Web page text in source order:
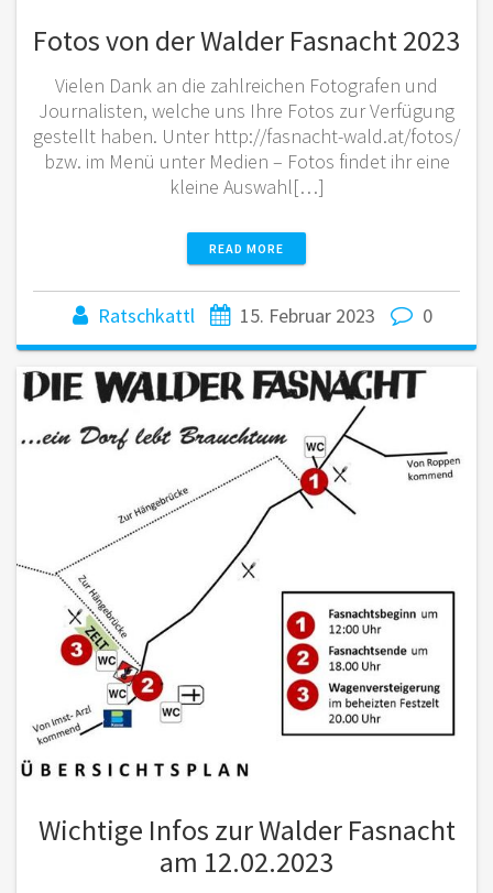
Fotos von der Walder Fasnacht 2023
Vielen Dank an die zahlreichen Fotografen und
Journalisten, welche uns Ihre Fotos zur Verfügung
gestellt haben. Unter http://fasnacht-wald.at/fotos/
bzw. im Menü unter Medien – Fotos findet ihr eine
kleine Auswahl[…]
READ MORE
Ratschkattl 15. Februar 2023 0
Wichtige Infos zur Walder Fasnacht
am 12.02.2023